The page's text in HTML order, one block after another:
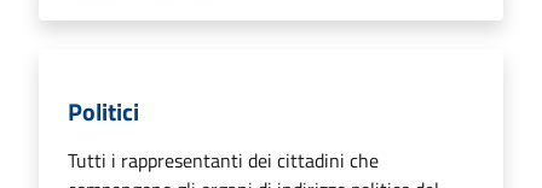
Politici
Tutti i rappresentanti dei cittadini che